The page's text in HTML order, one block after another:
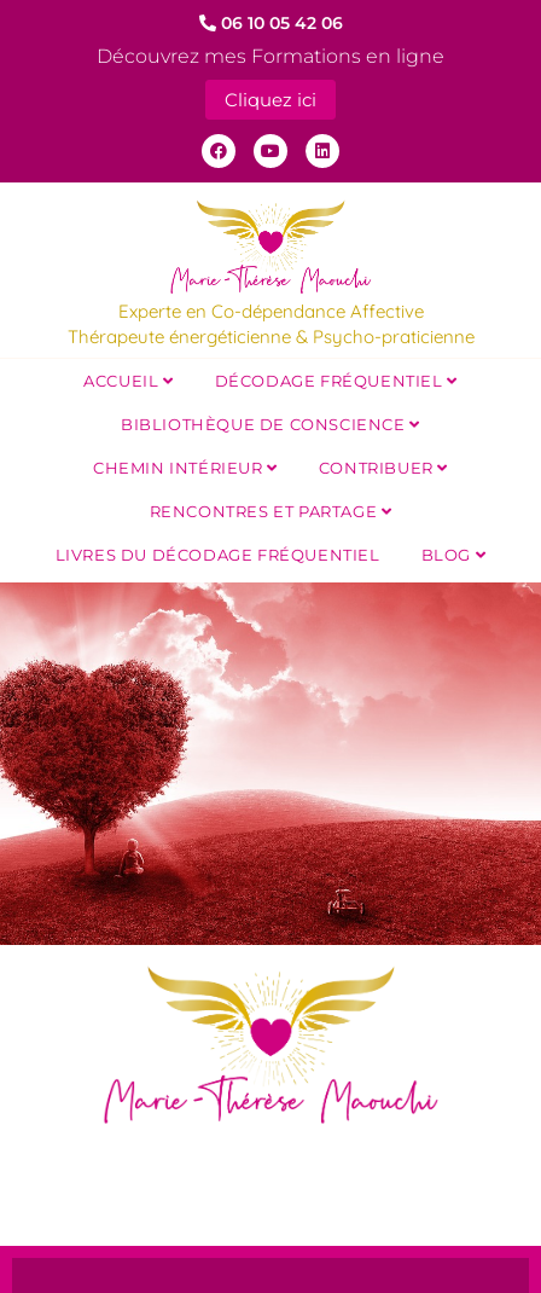
06 10 05 42 06
Découvrez mes Formations en ligne
Cliquez ici
Experte en Co-dépendance Affective
Thérapeute énergéticienne & Psycho-praticienne
ACCUEIL DÉCODAGE FRÉQUENTIEL
BIBLIOTHÈQUE DE CONSCIENCE
CHEMIN INTÉRIEUR CONTRIBUER
RENCONTRES ET PARTAGE
LIVRES DU DÉCODAGE FRÉQUENTIEL BLOG